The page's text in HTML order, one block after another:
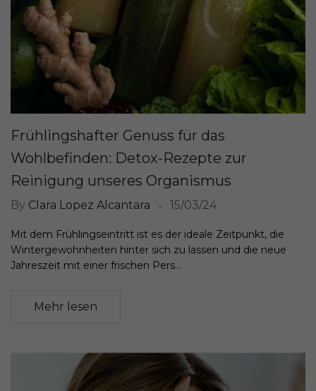
Frühlingshafter Genuss für das
Wohlbefinden: Detox-Rezepte zur
Reinigung unseres Organismus
By Clara Lopez Alcantara 15/03/24
Mit dem Frühlingseintritt ist es der ideale Zeitpunkt, die
Wintergewohnheiten hinter sich zu lassen und die neue
Jahreszeit mit einer frischen Pers...
Mehr lesen